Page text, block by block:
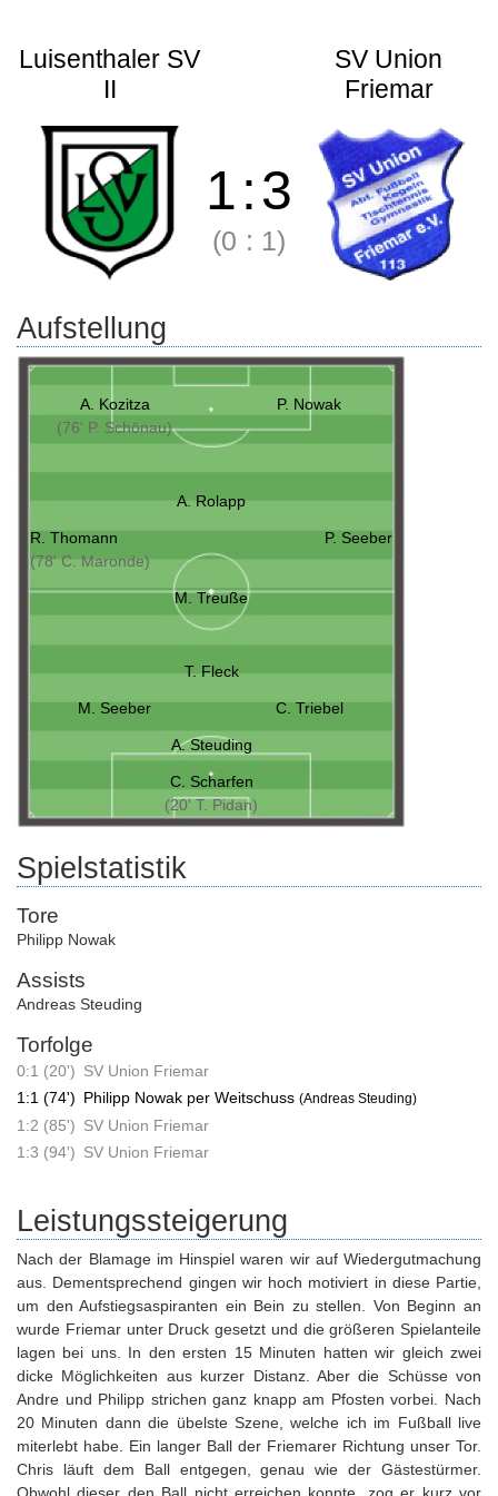
Luisenthaler SV
II
SV Union
Friemar
1:3
(0 : 1)
Aufstellung
A. Kozitza
(76' P. Schönau)
P. Nowak
A. Rolapp
R. Thomann
(78' C. Maronde)
P. Seeber
M. Treuße
T. Fleck
M. Seeber C. Triebel
A. Steuding
C. Scharfen
(20' T. Pidan)
Spielstatistik
Tore
Philipp Nowak
Assists
Andreas Steuding
Torfolge
0:1 (20') SV Union Friemar
1:1 (74') Philipp Nowak per Weitschuss (Andreas Steuding)
1:2 (85') SV Union Friemar
1:3 (94') SV Union Friemar
Leistungssteigerung
Nach der Blamage im Hinspiel waren wir auf Wiedergutmachung
aus. Dementsprechend gingen wir hoch motiviert in diese Partie,
um den Aufstiegsaspiranten ein Bein zu stellen. Von Beginn an
wurde Friemar unter Druck gesetzt und die größeren Spielanteile
lagen bei uns. In den ersten 15 Minuten hatten wir gleich zwei
dicke Möglichkeiten aus kurzer Distanz. Aber die Schüsse von
Andre und Philipp strichen ganz knapp am Pfosten vorbei. Nach
20 Minuten dann die übelste Szene, welche ich im Fußball live
miterlebt habe. Ein langer Ball der Friemarer Richtung unser Tor.
Chris läuft dem Ball entgegen, genau wie der Gästestürmer.